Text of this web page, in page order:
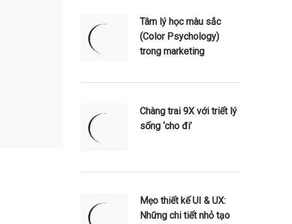
Tâm lý học màu sắc
(Color Psychology)
trong marketing
Chàng trai 9X với triết lý
sống ‘cho đi’
Mẹo thiết kế UI & UX:
Những chi tiết nhỏ tạo